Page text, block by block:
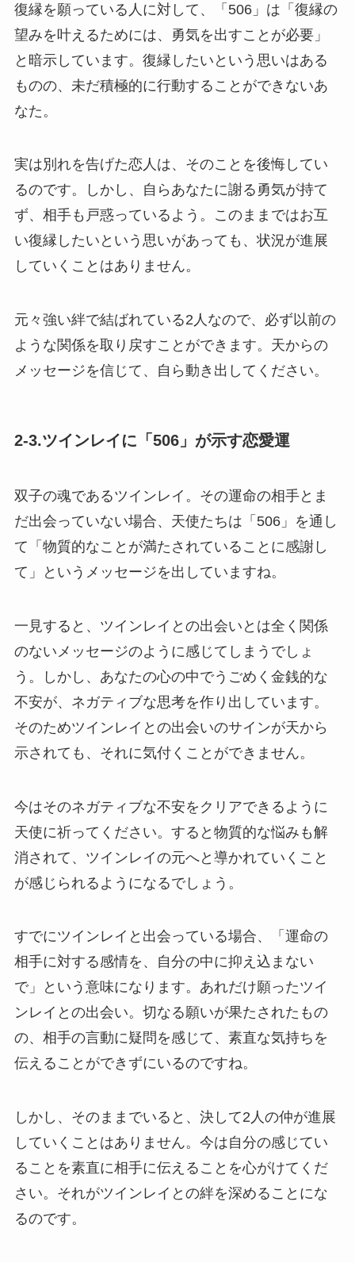
復縁を願っている人に対して、「506」は「復縁の
望みを叶えるためには、勇気を出すことが必要」
と暗示しています。復縁したいという思いはある
ものの、未だ積極的に行動することができないあ
なた。
実は別れを告げた恋人は、そのことを後悔してい
るのです。しかし、自らあなたに謝る勇気が持て
ず、相手も戸惑っているよう。このままではお互
い復縁したいという思いがあっても、状況が進展
していくことはありません。
元々強い絆で結ばれている2人なので、必ず以前の
ような関係を取り戻すことができます。天からの
メッセージを信じて、自ら動き出してください。
2-3.ツインレイに「506」が示す恋愛運
双子の魂であるツインレイ。その運命の相手とま
だ出会っていない場合、天使たちは「506」を通し
て「物質的なことが満たされていることに感謝し
て」というメッセージを出していますね。
一見すると、ツインレイとの出会いとは全く関係
のないメッセージのように感じてしまうでしょ
う。しかし、あなたの心の中でうごめく金銭的な
不安が、ネガティブな思考を作り出しています。
そのためツインレイとの出会いのサインが天から
示されても、それに気付くことができません。
今はそのネガティブな不安をクリアできるように
天使に祈ってください。すると物質的な悩みも解
消されて、ツインレイの元へと導かれていくこと
が感じられるようになるでしょう。
すでにツインレイと出会っている場合、「運命の
相手に対する感情を、自分の中に抑え込まない
で」という意味になります。あれだけ願ったツイ
ンレイとの出会い。切なる願いが果たされたもの
の、相手の言動に疑問を感じて、素直な気持ちを
伝えることができずにいるのですね。
しかし、そのままでいると、決して2人の仲が進展
していくことはありません。今は自分の感じてい
ることを素直に相手に伝えることを心がけてくだ
さい。それがツインレイとの絆を深めることにな
るのです。